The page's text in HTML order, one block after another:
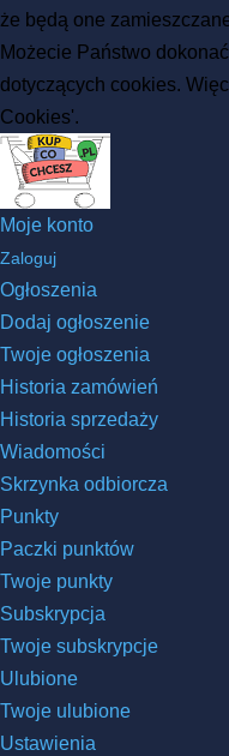
że będą one
Możecie Państwo
dotyczących cookies.
Cookies'.
Moje konto
Zaloguj
Ogłoszenia
Dodaj ogłoszenie
Twoje ogłoszenia
Historia zamówień
Historia sprzedaży
Wiadomości
Skrzynka odbiorcza
Punkty
Paczki punktów
Twoje punkty
Subskrypcja
Twoje subskrypcje
Ulubione
Twoje ulubione
Ustawienia